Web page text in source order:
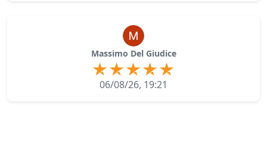
Massimo Del Giudice
06/08/26, 19:21